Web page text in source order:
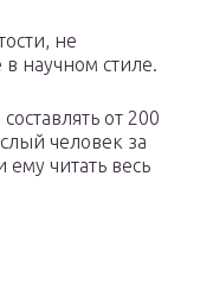
не
научном стиле.
от 200
человек за
ему читать весь